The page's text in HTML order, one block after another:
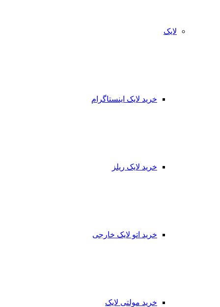
لایک
خرید لایک اینستاگرام
خرید لایک ریلز
خرید اتو لایک خارجی
خرید مولتی لایک